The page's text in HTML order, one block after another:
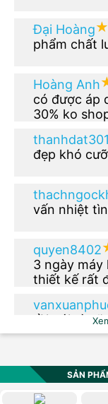
Đại Hoàng
phẩm chất
Hoàng Anh
có được áp
30% ko
đẹp khó
vấn nhiệt
quyen8402
3 ngày máy
thiết kế rất
rồi nói gì
màu xanh
SẢN